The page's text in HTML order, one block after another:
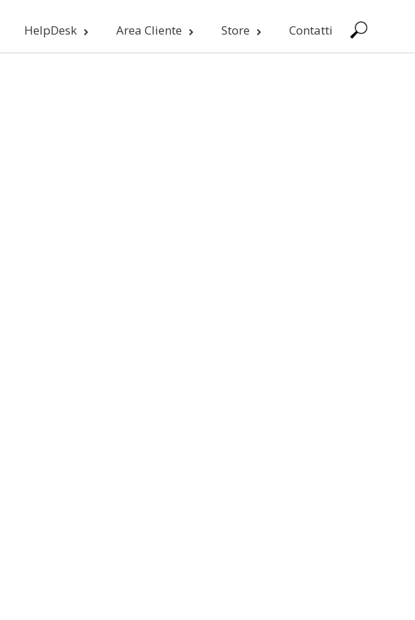
HelpDesk Area Cliente Store Contatti